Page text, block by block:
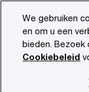
content
footer
PwC NL Carrière
search again
We gebruiken
en om u een
bieden. Bezoek
Cookiebeleid